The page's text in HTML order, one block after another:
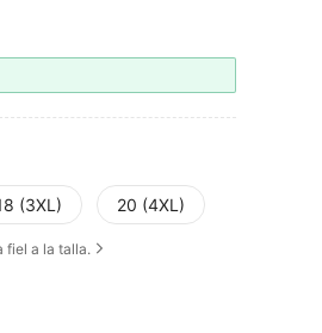
(3XL) 20 (4XL)
fiel a la talla.